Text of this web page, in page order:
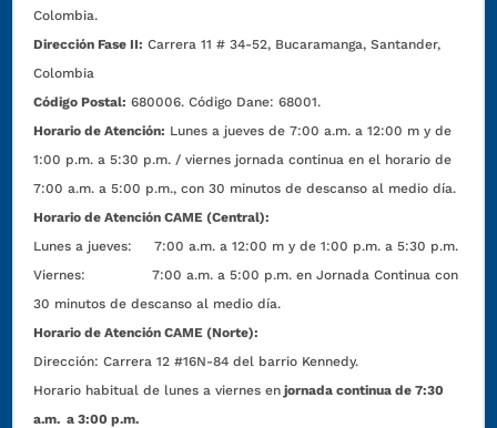
Colombia.
Dirección Fase II: Carrera 11 # 34-52, Bucaramanga, Santander,
Colombia
Código Postal: 680006. Código Dane: 68001.
Horario de Atención: Lunes a jueves de 7:00 a.m. a 12:00 m y de
1:00 p.m. a 5:30 p.m. / viernes jornada continua en el horario de
7:00 a.m. a 5:00 p.m., con 30 minutos de descanso al medio día.
Horario de Atención CAME (Central):
Lunes a jueves: 7:00 a.m. a 12:00 m y de 1:00 p.m. a 5:30 p.m.
Viernes: 7:00 a.m. a 5:00 p.m. en Jornada Continua con
30 minutos de descanso al medio día.
Horario de Atención CAME (Norte):
Dirección:Carrera 12 #16N-84 del barrio Kennedy.
Horario habitual de lunes a viernes en jornada continua de 7:30
a.m. a 3:00 p.m.